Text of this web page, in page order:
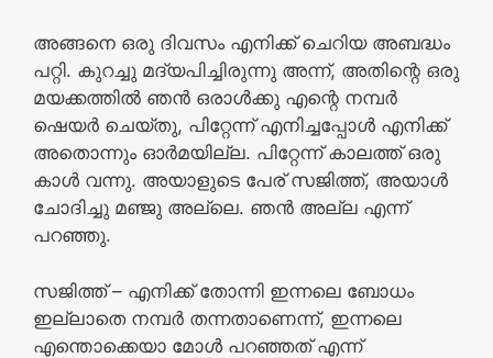
അങ്ങനെ ഒരു ദിവസം എനിക്ക് ചെറിയ അബദ്ധം
പറ്റി. കുറച്ചു മദ്യപിച്ചിരുന്നു അന്ന്, അതിന്റെ ഒരു
മയക്കത്തിൽ ഞൻ ഒരാൾക്കു എന്റെ നമ്പർ
ഷെയർ ചെയ്തു, പിറ്റേന്ന് എനിച്ചപ്പോൾ എനിക്ക്
അതൊന്നും ഓർമയില്ല. പിറ്റേന്ന് കാലത്ത് ഒരു
കാൾ വന്നു. അയാളുടെ പേര് സജിത്ത്, അയാൾ
ചോദിച്ചു മഞ്ജു അല്ലെ. ഞൻ അല്ല എന്ന്
പറഞ്ഞു.
സജിത്ത് – എനിക്ക് തോന്നി ഇന്നലെ ബോധം
ഇല്ലാതെ നമ്പർ തന്നതാണെന്ന്, ഇന്നലെ
എന്തൊക്കെയാ മോൾ പറഞ്ഞത് എന്ന്